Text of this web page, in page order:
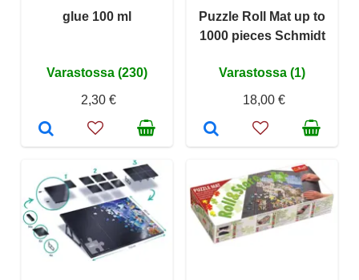
glue 100 ml
Varastossa (230)
2,30 €
Puzzle Roll Mat up to
1000 pieces Schmidt
Varastossa (1)
18,00 €